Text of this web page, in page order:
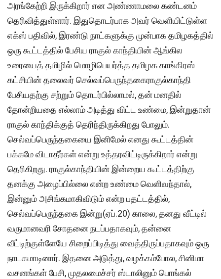
அரங்கேற்றி இருக்கிறார் என அண்ணாமலை கண்டனம்
தெரிவித்துள்ளார். இதுதொடர்பாக அவர் வெளியிட்டுள்ள
எக்ஸ் பதிவில், இரண்டு நாட்களுக்கு முன்பாக தமிழகத்தில்
ஒரு கூட்டத்தில் பேசிய ராகுல் காந்தியின் ஆங்கில
உரையைத் தமிழில் மொழிபெயர்த்த தமிழக காங்கிரஸ்
கட்சியின் தலைவர் செல்வப்பெருந்தகைராகுல்காந்தி
பேசியதற்கு சற்றும் தொடர்பில்லாமல், தன் மனதில்
தோன்றியதை எல்லாம் அடித்து விட்ட உண்மை, இன்றுதான்
ராகுல் காந்திக்குத் தெரிந்திருக்கிறது போலும்.
செல்வப்பெருந்தகையை இனிமேல் எனது கூட்டத்தின்
பக்கமே விடாதீர்கள் என்று உத்தரவிட்டிருக்கிறார் என்று
தெரிகிறது. ராகுல்காந்தியின் இன்றைய கூட்டத்திற்கு
தனக்கு அழைப்பில்லை என்ற உண்மை வெளிவந்தால்,
இன்னும் அசிங்கமாகிவிடும் என்ற பதட்டத்தில்,
செல்வப்பெருந்தகை இன்று(ஏப்.20) காலை, தனது வீட்டில்
வருமானவரி சோதனை நடப்பதாகவும், தன்னை
வீட்டிற்குள்ளேயே சிறைப்பிடித்து வைத்திருப்பதாகவும் ஒரு
நாடகமாடினார். இதனை அடுத்து, வழக்கம்போல, சினிமா
வசனங்கள் பேசி, முதலமைச்சர் ஸ்டாலினும் பொங்கல்